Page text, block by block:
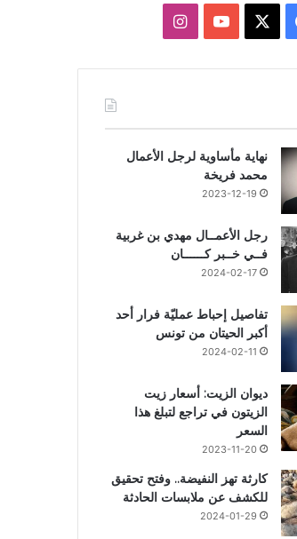
فيسبوك يوتيوبانستقرام
نهاية مأساوية لرجل الأعمال
محمد فريخة
2023-12-19
رجل الأعمــال مهدي بن غربية
فــي خــبر كــــــان
2024-02-17
تفاصيل إحباط عمليّة فرار أحد
أكبر الحيتان من تونس
2024-02-11
ديوان الزيت: أسعار زيت
الزيتون في تراجع لتبلغ هذا
السعر
2023-11-20
كارثة تهز النفيضة.. وفتح تحقيق
للكشف عن ملابسات الحادثة
2024-01-29